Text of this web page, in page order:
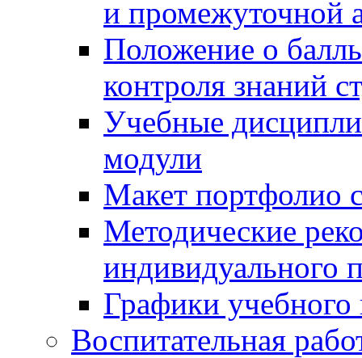
и промежуточной
Положение о
контроля знаний
Учебные
модули
Макет портфолио
Методические
индивидуального
Графики учебного
Воспитательная